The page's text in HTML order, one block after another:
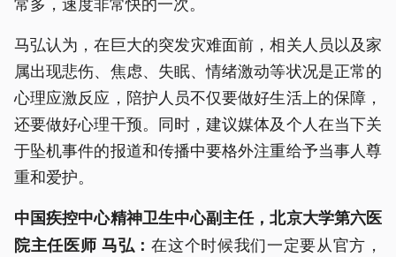
马弘认为，在巨大的突发灾难面前，相关人员以及家
属出现悲伤、焦虑、失眠、情绪激动等状况是正常的
心理应激反应，陪护人员不仅要做好生活上的保障，
还要做好心理干预。同时，建议媒体及个人在当下关
于坠机事件的报道和传播中要格外注重给予当事人尊
重和爱护。
中国疾控中心精神卫生中心副主任，北京大学第六医
院主任医师 马弘：在这个时候我们一定要从官方，